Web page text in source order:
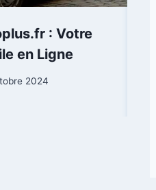
: Votre
en Ligne
2024